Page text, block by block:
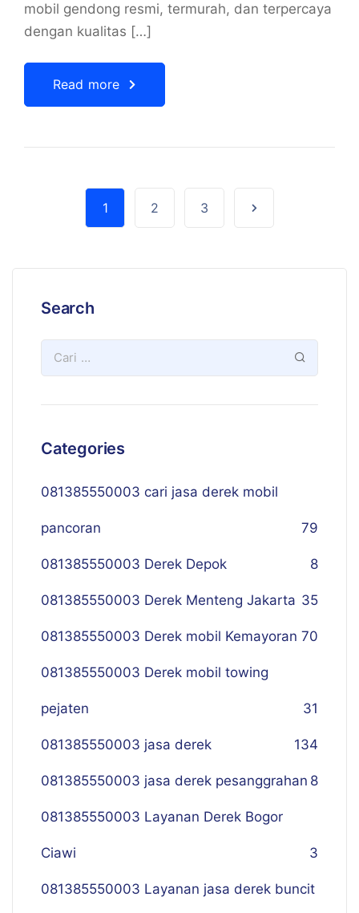
mobil gendong resmi, termurah, dan terpercaya
dengan kualitas […]
Read more
1 2 3
Search
Categories
081385550003 cari jasa derek mobil
pancoran 79
081385550003 Derek Depok 8
081385550003 Derek Menteng Jakarta 35
081385550003 Derek mobil Kemayoran 70
081385550003 Derek mobil towing
pejaten 31
081385550003 jasa derek 134
081385550003 jasa derek pesanggrahan 8
081385550003 Layanan Derek Bogor
Ciawi 3
081385550003 Layanan jasa derek buncit